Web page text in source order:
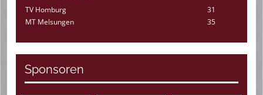
TV Homburg
31
MT Melsungen
35
Sponsoren